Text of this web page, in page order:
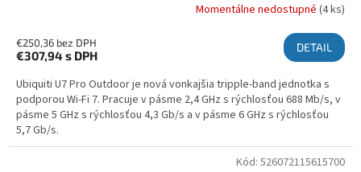
Momentálne nedostupné (4 ks)
€250,36 bez DPH
€307,94 s DPH
DETAIL
Ubiquiti U7 Pro Outdoor je nová vonkajšia tripple-band jednotka s
podporou Wi-Fi 7. Pracuje v pásme 2,4 GHz s rýchlosťou 688 Mb/s, v
pásme 5 GHz s rýchlosťou 4,3 Gb/s a v pásme 6 GHz s rýchlosťou
5,7 Gb/s.
Kód: 526072115615700